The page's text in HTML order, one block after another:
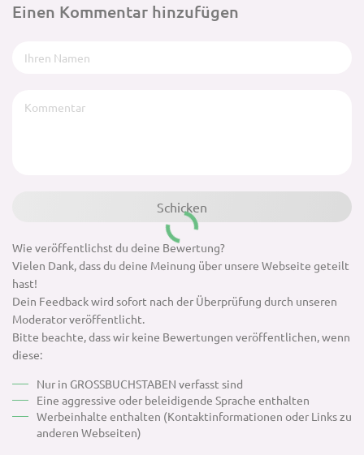
Einen Kommentar hinzufügen
Wie veröffentlichst du deine Bewertung?
Vielen Dank, dass du deine Meinung über unsere Webseite geteilt
hast!
Dein Feedback wird sofort nach der Überprüfung durch unseren
Moderator veröffentlicht.
Bitte beachte, dass wir keine Bewertungen veröffentlichen, wenn
diese:
Nur in GROSSBUCHSTABEN verfasst sind
Eine aggressive oder beleidigende Sprache enthalten
Werbeinhalte enthalten (Kontaktinformationen oder Links zu
anderen Webseiten)